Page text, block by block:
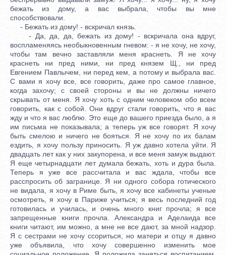
бежать из дому, а вас выбрала, чтобы вы мне
способствовали.
- Бежать из дому! - вскричал князь.
- Да, да, да, бежать из дому! - вскричала она вдруг,
воспламеняясь необыкновенным гневом: - я не хочу, не хочу,
чтобы там вечно заставляли меня краснеть. Я не хочу
краснеть ни пред ними, ни пред князем Щ., ни пред
Евгением Павлычем, ни перед кем, а потому и выбрала вас.
С вами я хочу все, все говорить, даже про самое главное,
когда захочу; с своей стороны и вы не должны ничего
скрывать от меня. Я хочу хоть с одним человеком обо всем
говорить, как с собой. Они вдруг стали говорить, что я вас
жду и что я вас люблю. Это еще до вашего приезда было, а я
им письма не показывала; а теперь уж все говорят. Я хочу
быть смелою и ничего не бояться. Я не хочу по их балам
ездить, я хочу пользу приносить. Я уж давно хотела уйти. Я
двадцать лет как у них закупорена, и все меня замуж выдают.
Я еще четырнадцати лет думала бежать, хоть и дура была.
Теперь я уже все рассчитала и вас ждала, чтобы все
расспросить об загранице. Я ни одного собора готического
не видала, я хочу в Риме быть, я хочу все кабинеты ученые
осмотреть, я хочу в Париже учиться; я весь последний год
готовилась и училась, и очень много книг прочла; я все
запрещенные книги прочла. Александра и Аделаида все
книги читают, им можно, а мне не все дают, за мной надзор.
Я с сестрами не хочу ссориться, но матери и отцу я давно
уже объявила, что хочу совершенно изменить мое